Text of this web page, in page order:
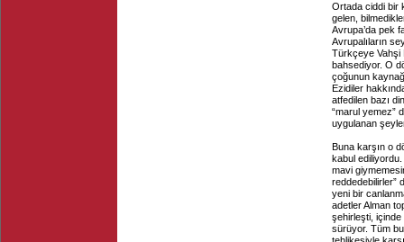
Ortada ciddi bir
gelen,
Avrupa’da pek
Avrupalıların
Türkçeye Vahşi
bahsediyor. O
çoğunun
Ezidiler
atfedilen bazı
“marul yemez”
uygulanan
Buna karşın o
kabul
mavi
reddedebilirler”
yeni bir
adetler Alman
şehirleşti, içinde
sürüyor. Tüm